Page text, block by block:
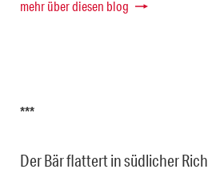
mehr über diesen blog
***
Der Bär flattert in südlicher